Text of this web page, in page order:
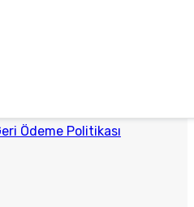
Ödeme Politikası